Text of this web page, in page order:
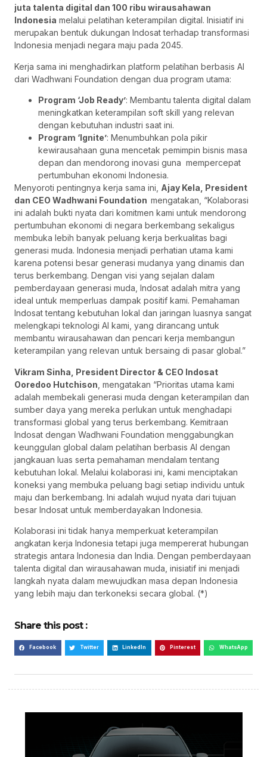
juta talenta digital dan 100 ribu wirausahawan
Indonesia melalui pelatihan keterampilan digital. Inisiatif ini
merupakan bentuk dukungan Indosat terhadap transformasi
Indonesia menjadi negara maju pada 2045.
Kerja sama ini menghadirkan platform pelatihan berbasis AI
dari Wadhwani Foundation dengan dua program utama:
Program ‘Job Ready’: Membantu talenta digital dalam
meningkatkan keterampilan soft skill yang relevan
dengan kebutuhan industri saat ini.
Program ‘Ignite’: Menumbuhkan pola pikir
kewirausahaan guna mencetak pemimpin bisnis masa
depan dan mendorong inovasi guna mempercepat
pertumbuhan ekonomi Indonesia.
Menyoroti pentingnya kerja sama ini, Ajay Kela, President
dan CEO Wadhwani Foundation mengatakan, “Kolaborasi
ini adalah bukti nyata dari komitmen kami untuk mendorong
pertumbuhan ekonomi di negara berkembang sekaligus
membuka lebih banyak peluang kerja berkualitas bagi
generasi muda. Indonesia menjadi perhatian utama kami
karena potensi besar generasi mudanya yang dinamis dan
terus berkembang. Dengan visi yang sejalan dalam
pemberdayaan generasi muda, Indosat adalah mitra yang
ideal untuk memperluas dampak positif kami. Pemahaman
Indosat tentang kebutuhan lokal dan jaringan luasnya sangat
melengkapi teknologi AI kami, yang dirancang untuk
membantu wirausahawan dan pencari kerja membangun
keterampilan yang relevan untuk bersaing di pasar global.”
Vikram Sinha, President Director & CEO Indosat
Ooredoo Hutchison , mengatakan “Prioritas utama kami
adalah membekali generasi muda dengan keterampilan dan
sumber daya yang mereka perlukan untuk menghadapi
transformasi global yang terus berkembang. Kemitraan
Indosat dengan Wadhwani Foundation menggabungkan
keunggulan global dalam pelatihan berbasis AI dengan
jangkauan luas serta pemahaman mendalam tentang
kebutuhan lokal. Melalui kolaborasi ini, kami menciptakan
koneksi yang membuka peluang bagi setiap individu untuk
maju dan berkembang. Ini adalah wujud nyata dari tujuan
besar Indosat untuk memberdayakan Indonesia.
Kolaborasi ini tidak hanya memperkuat keterampilan
angkatan kerja Indonesia tetapi juga mempererat hubungan
strategis antara Indonesia dan India. Dengan pemberdayaan
talenta digital dan wirausahawan muda, inisiatif ini menjadi
langkah nyata dalam mewujudkan masa depan Indonesia
yang lebih maju dan terkoneksi secara global. (*)
Share this post :
Facebook Twitter LinkedIn Pinterest WhatsApp